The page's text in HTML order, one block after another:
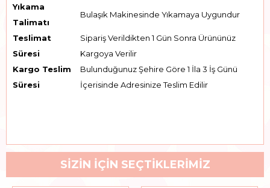
Yıkama
Talimatı
Bulaşık Makinesinde Yıkamaya Uygundur
Teslimat
Süresi
Sipariş Verildikten 1 Gün Sonra Ürününüz
Kargoya Verilir
Kargo Teslim
Süresi
Bulunduğunuz Şehire Göre 1 İla 3 İş Günü
İçerisinde Adresinize Teslim Edilir
SİZİN İÇİN SEÇTİKLERİMİZ